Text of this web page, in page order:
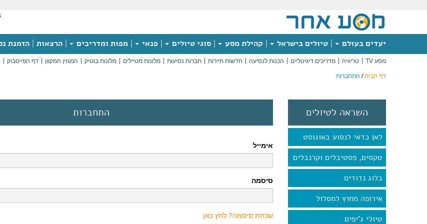
יעדים בעולם טיולים בישראל קהילת מסע סוגי טיולים פנאי מפות ומדריכים הרצאות הזמנת
מסע TV טריוויה מדריכים דיגיטליים הכנות לנסיעה חדשות תיירות חברות נסיעות מלונות מטיילים מלונות בוטיק המגזין המקוון דף הפייסבוק
דף הבית/ התחברות
השראה לטיולים
לאן כדאי לנסוע באוגוסט
טקסים, פסטיבלים וקרנבלים
בלוג נדודים
אירופה מחוץ למסלול
טיולי ג'יפים
התחברות
אימייל
סיסמה
שכחת סיסמה? לחץ כאן